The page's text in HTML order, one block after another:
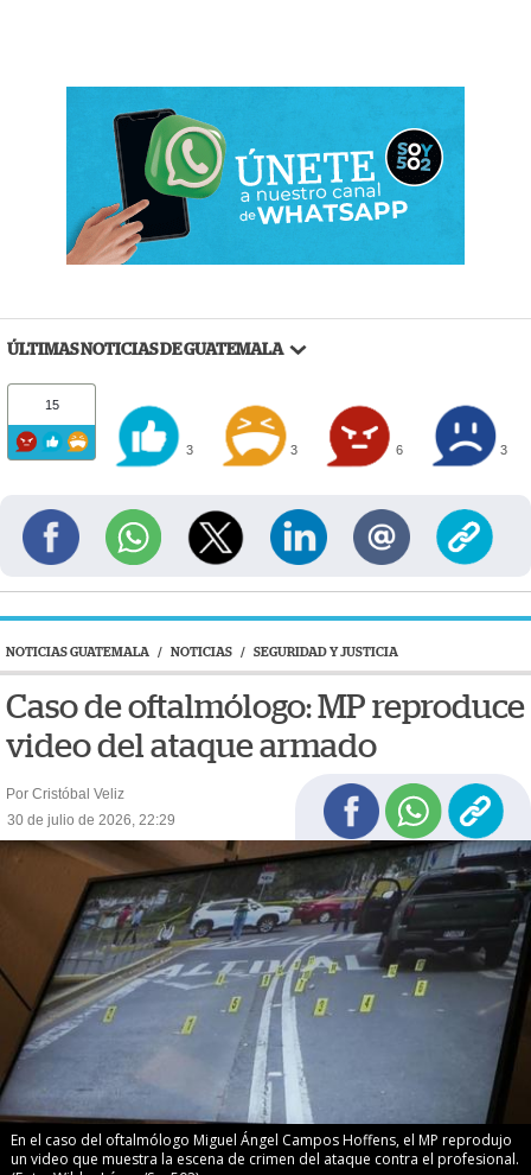
ÚLTIMAS NOTICIAS DE GUATEMALA
15
3 3 6 3
NOTICIAS GUATEMALA / NOTICIAS / SEGURIDAD Y JUSTICIA
Caso de oftalmólogo: MP reproduce
video del ataque armado
Por Cristóbal Veliz
30 de julio de 2026, 22:29
En el caso del oftalmólogo Miguel Ángel Campos Hoffens, el MP reprodujo
un video que muestra la escena de crimen del ataque contra el profesional.